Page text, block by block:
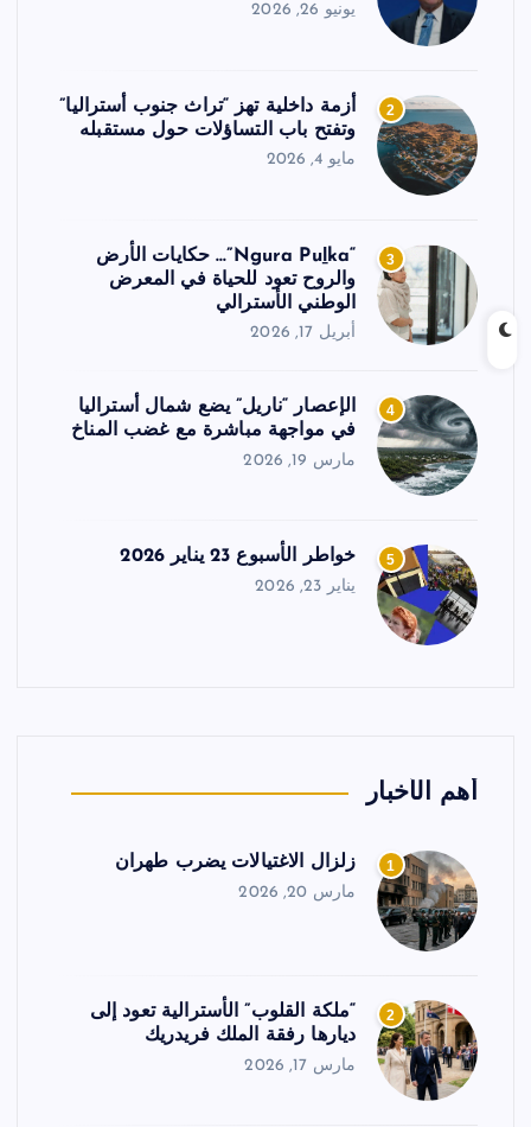
يونيو 26, 2026
2
أزمة داخلية تهز “تراث جنوب أستراليا”
وتفتح باب التساؤلات حول مستقبله
مايو 4, 2026
3
“Ngura Puḻka”… حكايات الأرض
والروح تعود للحياة في المعرض
الوطني الأسترالي
أبريل 17, 2026
4
الإعصار “ناريل” يضع شمال أستراليا
في مواجهة مباشرة مع غضب المناخ
مارس 19, 2026
5 خواطر الأسبوع 23 يناير 2026
يناير 23, 2026
أهم الأخبار
1 زلزال الاغتيالات يضرب طهران
مارس 20, 2026
2
“ملكة القلوب” الأسترالية تعود إلى
ديارها رفقة الملك فريدريك
مارس 17, 2026